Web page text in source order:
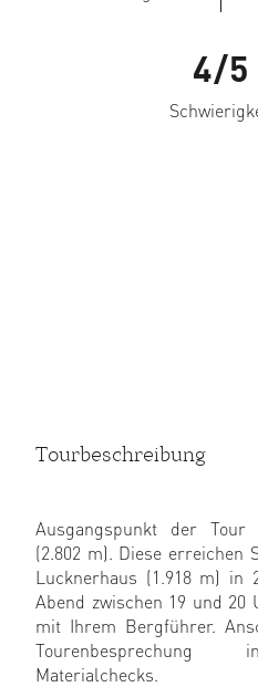
4/5
Tourbeschreibung
Ausgangspunkt der
(2.802 m). Diese erreichen
Lucknerhaus (1.918 m) in
Abend zwischen 19 und 20
mit Ihrem Bergführer.
Tourenbesprechung
Materialchecks.